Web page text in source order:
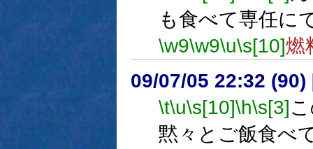
も食べて専任に
\w9\w9\u\s[10]燃
09/07/05 22:32 (90)
\t\u\s[10]\h\s[3]
黙々とご飯食べ